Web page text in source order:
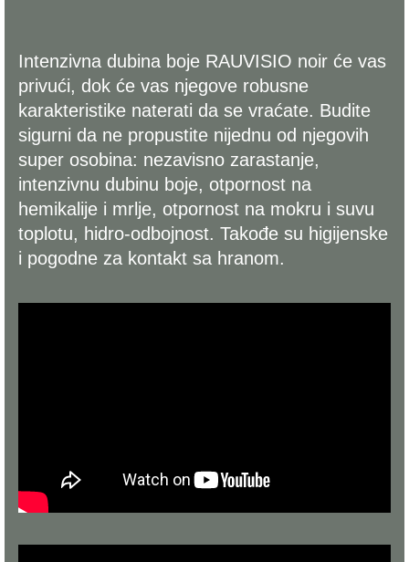
Intenzivna dubina boje RAUVISIO noir će vas
privući, dok će vas njegove robusne
karakteristike naterati da se vraćate. Budite
sigurni da ne propustite nijednu od njegovih
super osobina: nezavisno zarastanje,
intenzivnu dubinu boje, otpornost na
hemikalije i mrlje, otpornost na mokru i suvu
toplotu, hidro-odbojnost. Takođe su higijenske
i pogodne za kontakt sa hranom.